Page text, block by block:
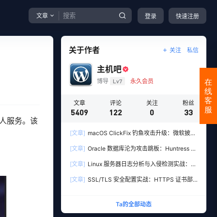
文章 登录 快速注册
服务。该
关于作者 关注 私信
主机吧
博导 Lv7 永久会员
文章
5409
评论
122
关注
0
粉丝
33
[文章] macOS ClickFix 钓鱼攻击升级：微软披露
Atomic Stealer 木马
[文章] Oracle 数据库沦为攻击跳板：Huntress 披
限
[文章] Linux 服务器日志分析与入侵检测实战：快
[文章] SSL/TLS 安全配置实战：HTTPS 证书部
Ta的全部动态
在
线
客
服